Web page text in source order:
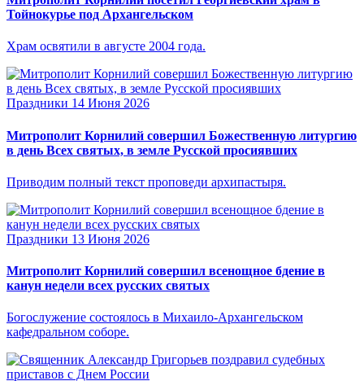
Тойнокурье под Архангельском
Храм освятили в августе 2004 года.
Праздники 14 Июня 2026
Митрополит Корнилий совершил Божественную литургию
в день Всех святых, в земле Русской просиявших
Приводим полный текст проповеди архипастыря.
Праздники 13 Июня 2026
Митрополит Корнилий совершил всенощное бдение в
канун недели всех русских святых
Богослужение состоялось в Михаило-Архангельском
кафедральном соборе.